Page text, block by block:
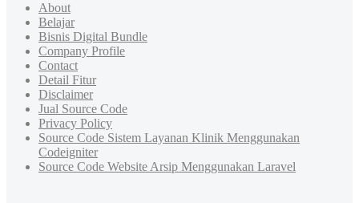
About
Belajar
Bisnis Digital Bundle
Company Profile
Contact
Detail Fitur
Disclaimer
Jual Source Code
Privacy Policy
Source Code Sistem Layanan Klinik Menggunakan
Codeigniter
Source Code Website Arsip Menggunakan Laravel